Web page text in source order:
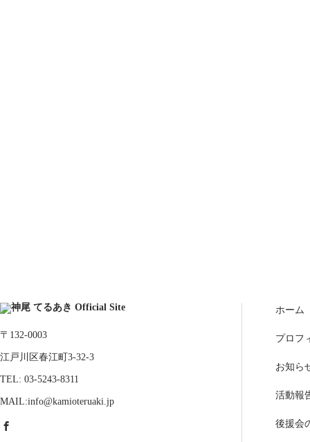
〒132-0003
江戸川区春江町3-32-3
TEL: 03-5243-8311
MAIL:info@kamioteruaki.jp
ホーム
プロフ
お知ら
活動報
後援会